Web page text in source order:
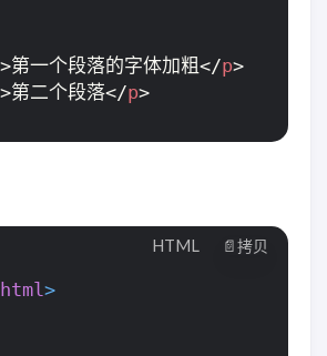
>第一个段落的字体加粗</p>
>第二个段落</p>
html>
📄拷贝
HTML